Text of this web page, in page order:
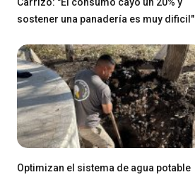
sostener una panadería es muy dificil"
Optimizan el sistema de agua potable